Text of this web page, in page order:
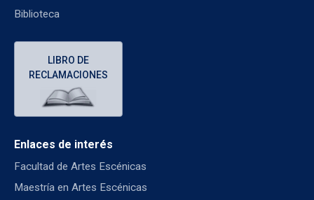
Biblioteca
LIBRO DE
RECLAMACIONES
Enlaces de interés
Facultad de Artes Escénicas
Maestría en Artes Escénicas